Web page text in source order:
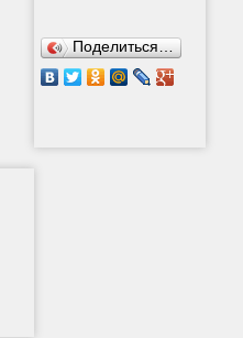
Поделиться…